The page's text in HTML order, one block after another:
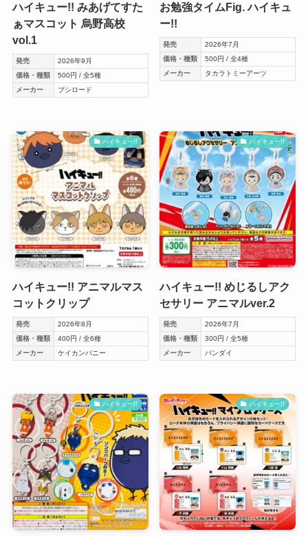
ハイキュー!! みあげてすた
ぁマスコット 烏野高校
vol.1
発売
2026年9月
価格・種類
500円 / 全5種
メーカー
ブシロード
お勉強タイムFig. ハイキュ
ー!!
発売
2026年7月
価格・種類
500円 / 全4種
メーカー
タカラトミーアーツ
ハイキュー!!
ハイキュー!! アニマルマス
コットクリップ
発売
2026年8月
価格・種類
400円 / 全6種
メーカー
ケイカンパニー
ハイキュー!!
ハイキュー!! めじるしアク
セサリー アニマルver.2
発売
2026年7月
価格・種類
300円 / 全5種
メーカー
バンダイ
ハイキュー!! ハイキュー!!